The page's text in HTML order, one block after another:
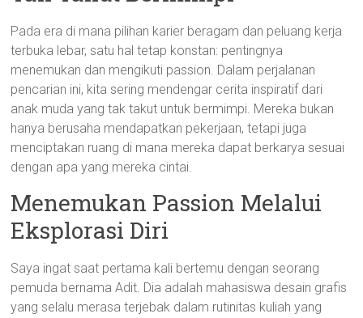
Pada era di mana pilihan karier beragam dan peluang kerja
terbuka lebar, satu hal tetap konstan: pentingnya
menemukan dan mengikuti passion. Dalam perjalanan
pencarian ini, kita sering mendengar cerita inspiratif dari
anak muda yang tak takut untuk bermimpi. Mereka bukan
hanya berusaha mendapatkan pekerjaan, tetapi juga
menciptakan ruang di mana mereka dapat berkarya sesuai
dengan apa yang mereka cintai.
Menemukan Passion Melalui
Eksplorasi Diri
Saya ingat saat pertama kali bertemu dengan seorang
pemuda bernama Adit. Dia adalah mahasiswa desain grafis
yang selalu merasa terjebak dalam rutinitas kuliah yang